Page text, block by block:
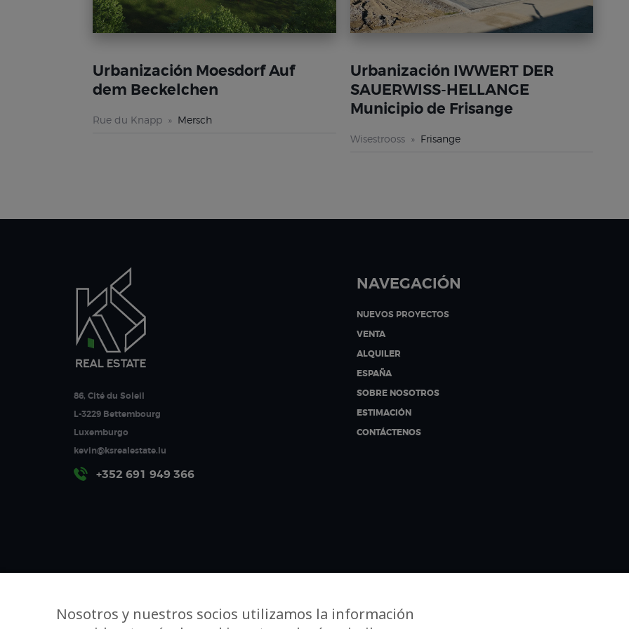
Urbanización Moesdorf Auf
dem Beckelchen
Rue du Knapp Mersch
Urbanización IWWERT DER
SAUERWISS-HELLANGE
Municipio de Frisange
Wisestrooss Frisange
86, Cité du Soleil
L-3229 Bettembourg
Luxemburgo
kevin@ksrealestate.lu
+352 691 949 366
NAVEGACIÓN
NUEVOS PROYECTOS
VENTA
ALQUILER
ESPAÑA
SOBRE NOSOTROS
ESTIMACIÓN
CONTÁCTENOS
Nosotros y nuestros socios utilizamos la información